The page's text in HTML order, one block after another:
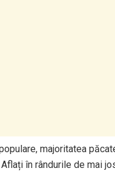
majoritatea
în rândurile de mai